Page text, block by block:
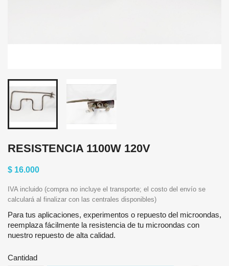
RESISTENCIA 1100W 120V
$ 16.000
IVA incluido (compra no incluye el transporte; el costo del envío se
calculará al finalizar con las centrales disponibles)
Para tus aplicaciones, experimentos o repuesto del microondas,
reemplaza fácilmente la resistencia de tu microondas con
nuestro repuesto de alta calidad.
Cantidad